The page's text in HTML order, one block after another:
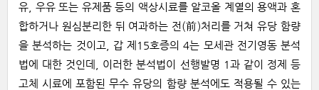
유, 우유 또는 유제품 등의 액상시료를 알코올 계열의 용액과 혼
합하거나 원심분리한 뒤 여과하는 전(前)처리를 거쳐 유당 함량
을 분석하는 것이고, 갑 제15호증의 4는 모세관 전기영동 분석
법에 대한 것인데, 이러한 분석법이 선행발명 1과 같이 정제 등
고체 시료에 포함된 무수 유당의 함량 분석에도 적용될 수 있는